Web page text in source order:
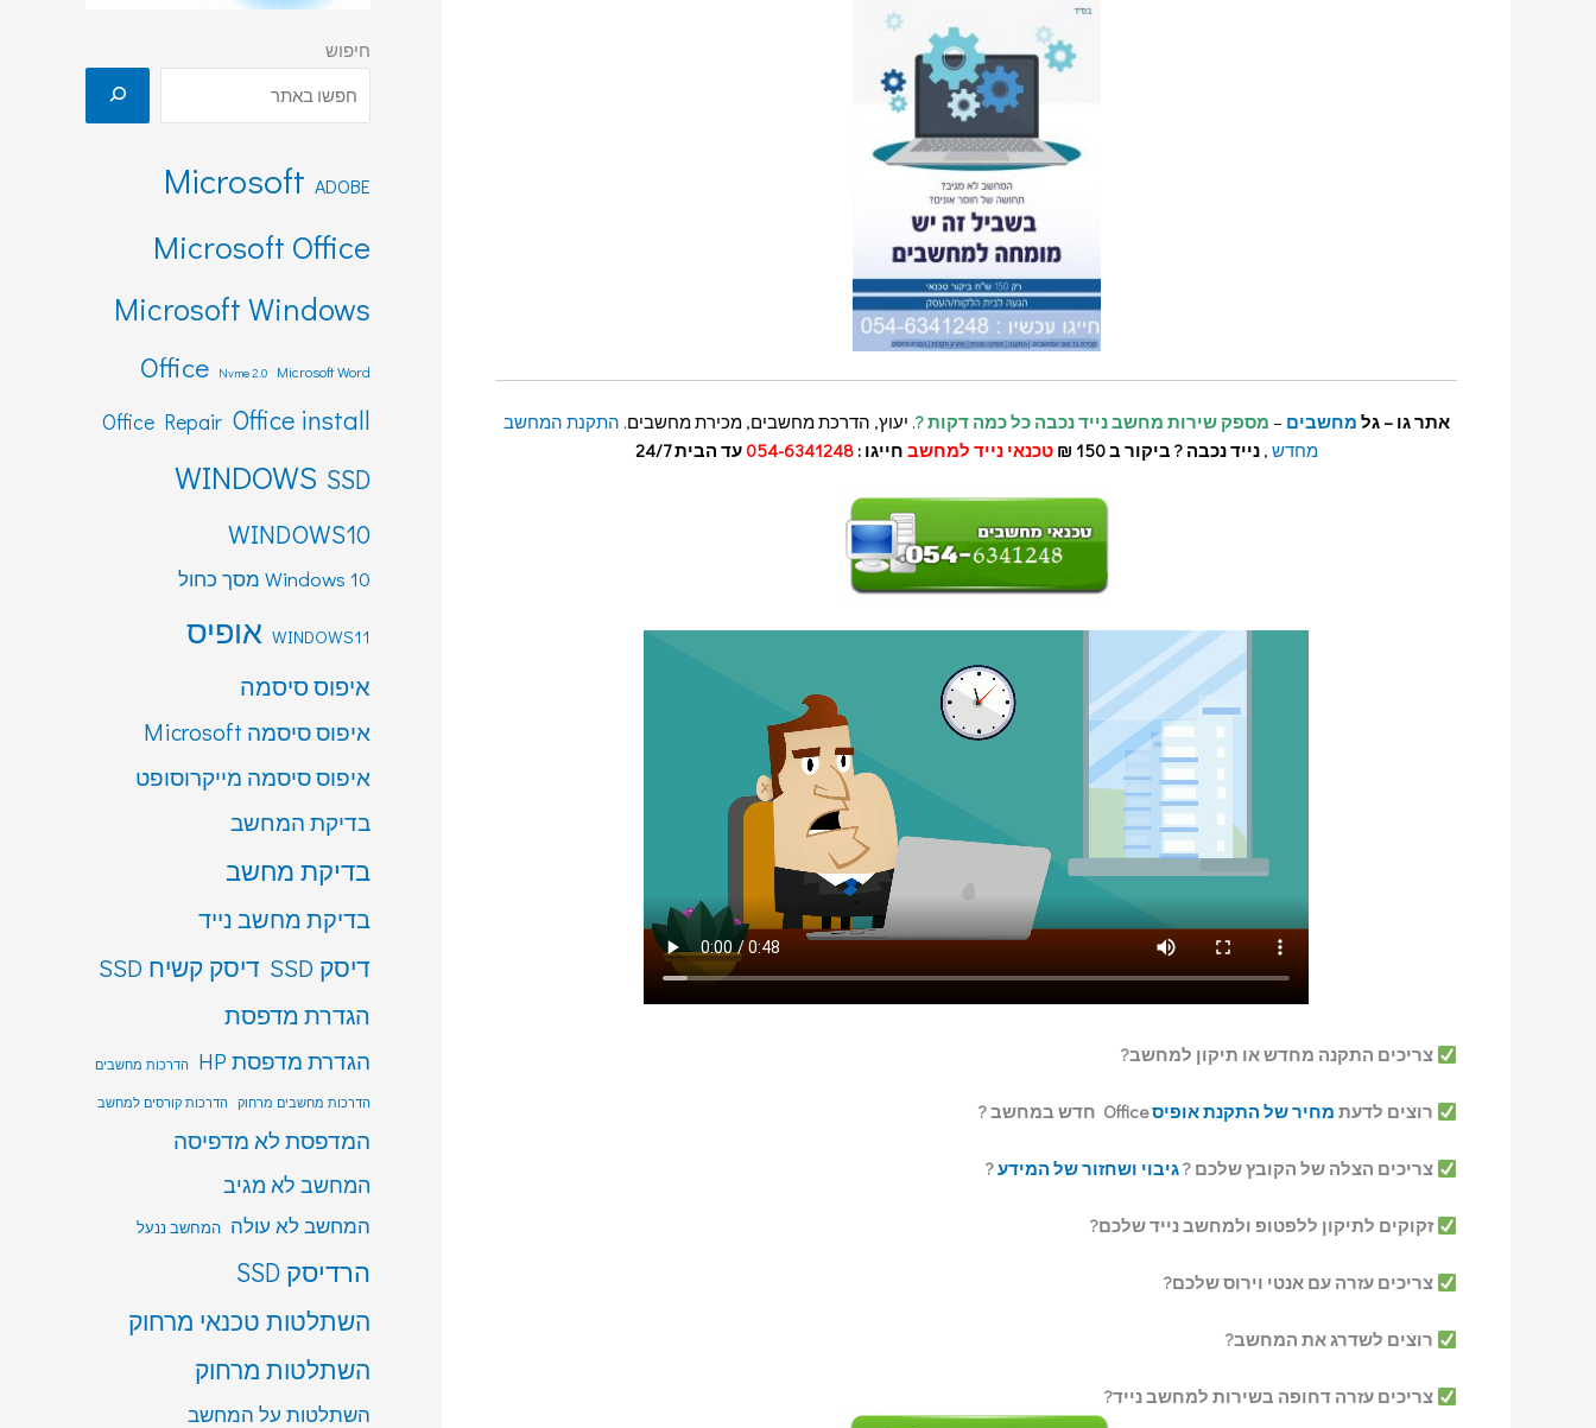
אתר גו – גל מחשבים – מספק שירות מחשב נייד נכבה כל כמה דקות ?. יעוץ, הדרכת מחשבים, מכירת מחשבים. התקנת המחשב
מחדש ,נייד נכבה ? ביקור ב 150 ₪ טכנאי נייד למחשב חייגו :054-6341248 עד הבית 24/7
צריכים התקנה מחדש או תיקון למחשב?
רוצים לדעת מחיר של התקנת אופיסOffice חדש במחשב ?
צריכים הצלה של הקובץ שלכם ?גיבוי ושחזור של המידע?
זקוקים לתיקון ללפטופ ולמחשב נייד שלכם?
צריכים עזרה עם אנטי וירוס שלכם?
רוצים לשדרג את המחשב?
צריכים עזרה דחופה בשירות למחשב נייד?
חיפוש
ADOBE
Microsoft
Microsoft Office
Microsoft Windows
Microsoft Word
Nvme 2.0
Office
Office install
Office Repair
SSD
WINDOWS
WINDOWS10
Windows 10 מסך כחול
WINDOWS11 אופיס
איפוס סיסמה
איפוס סיסמה Microsoft
איפוס סיסמה מייקרוסופט
בדיקת המחשב
בדיקת מחשב
בדיקת מחשב נייד
דיסק SSD דיסק קשיח SSD
הגדרת מדפסת
הגדרת מדפסת HP הדרכות מחשבים
הדרכות מחשבים מרחוק הדרכות קורסים למחשב
המדפסת לא מדפיסה
המחשב לא מגיב
המחשב לא עולה המחשב ננעל
הרדיסק SSD
השתלטות טכנאי מרחוק
השתלטות מרחוק
השתלטות על המחשב